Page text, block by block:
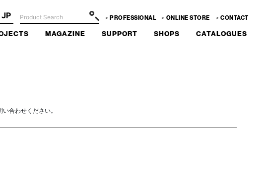
JP PROFESSIONAL ONLINE STORE CONTACT
MAGAZINE SUPPORT SHOPS CATALOGUES
合わせください。